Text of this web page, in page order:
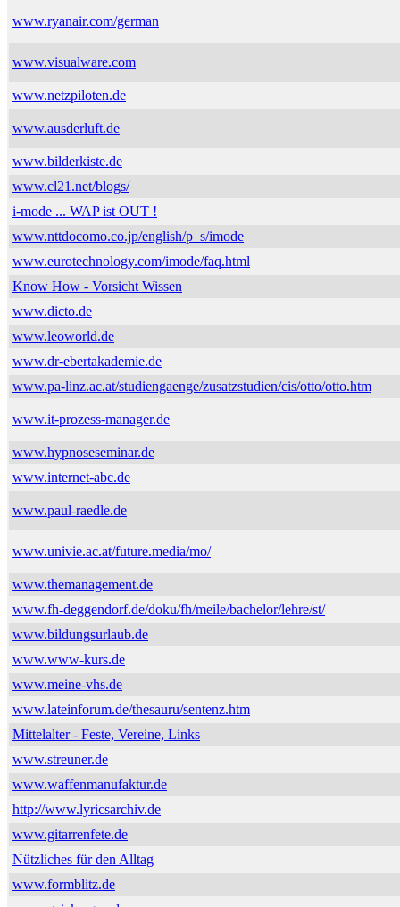
www.ryanair.com/german
www.visualware.com
www.netzpiloten.de
www.ausderluft.de
www.bilderkiste.de
www.cl21.net/blogs/
i-mode ... WAP ist OUT !
www.nttdocomo.co.jp/english/p_s/imode
www.eurotechnology.com/imode/faq.html
Know How - Vorsicht Wissen
www.dicto.de
www.leoworld.de
www.dr-ebertakademie.de
www.pa-linz.ac.at/studiengaenge/zusatzstudien/cis/otto/otto.htm
www.it-prozess-manager.de
www.hypnoseseminar.de
www.internet-abc.de
www.paul-raedle.de
www.univie.ac.at/future.media/mo/
www.themanagement.de
www.fh-deggendorf.de/doku/fh/meile/bachelor/lehre/st/
www.bildungsurlaub.de
www.www-kurs.de
www.meine-vhs.de
www.lateinforum.de/thesauru/sentenz.htm
Mittelalter - Feste, Vereine, Links
www.streuner.de
www.waffenmanufaktur.de
http://www.lyricsarchiv.de
www.gitarrenfete.de
Nützliches für den Alltag
www.formblitz.de